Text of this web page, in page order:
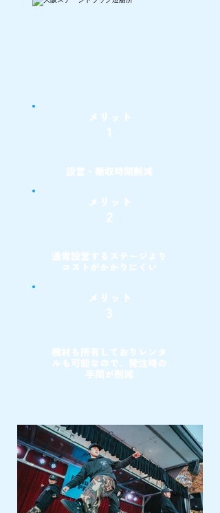
メリット
1
設営・撤収時間削減
メリット
2
通常設営するステージより
コストがかかりにくい
メリット
3
機材も所有しておりレンタ
ルも可能なので、発注時の
手間が削減